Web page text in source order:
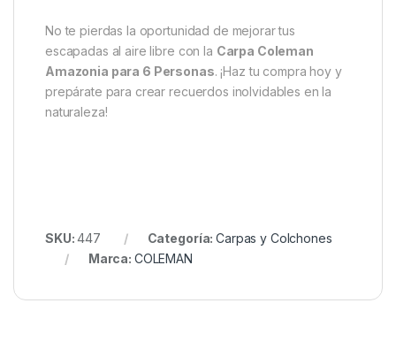
No te pierdas la oportunidad de mejorar tus
escapadas al aire libre con la Carpa Coleman
Amazonia para 6 Personas. ¡Haz tu compra hoy y
prepárate para crear recuerdos inolvidables en la
naturaleza!
SKU:447 Categoría:Carpas y Colchones
Marca: COLEMAN